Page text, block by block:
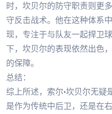
时，坎贝尔的防守职责则更
守反击战术。他在这种体系
现，专注于与队友一起捍卫
下，坎贝尔的表现依然出色
的保障。
总结：
综上所述，索尔·坎贝尔无疑
是作为传统中后卫，还是在